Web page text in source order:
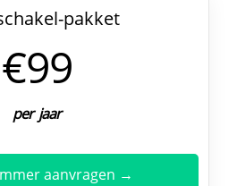
pakket
€99
per jaar
aanvragen →